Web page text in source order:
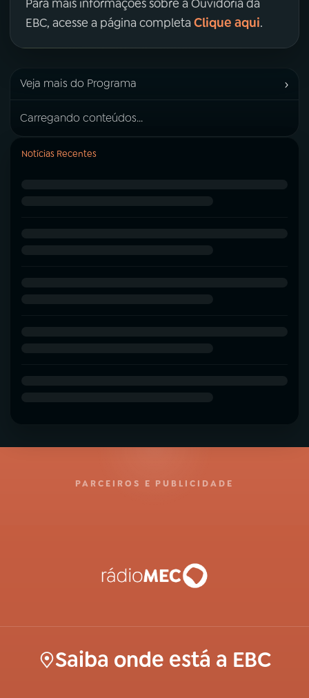
Para mais informações sobre a Ouvidoria da
EBC, acesse a página completa Clique aqui.
Veja mais do Programa ›
Carregando conteúdos...
Notícias Recentes
PARCEIROS E PUBLICIDADE
Saiba onde está a EBC